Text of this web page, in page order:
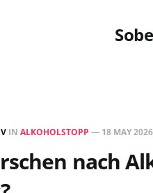
IN ALKOHOLSTOPP — 18 MAY 2026
nach